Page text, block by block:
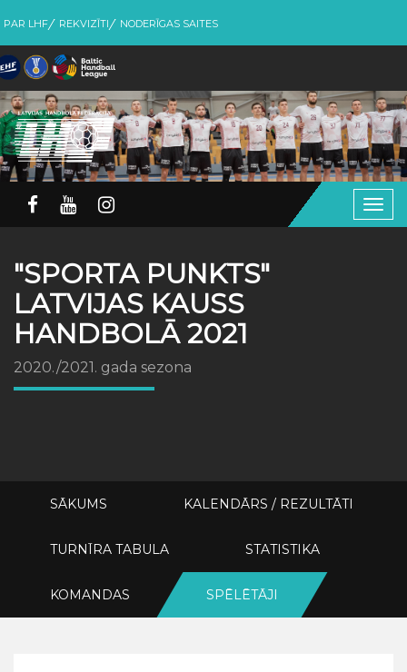
PAR LHF REKVIZĪTI NODERĪGAS SAITES
"SPORTA PUNKTS"
LATVIJAS KAUSS
HANDBOLĀ 2021
2020./2021. gada sezona
SĀKUMS KALENDĀRS / REZULTĀTI
TURNĪRA TABULA STATISTIKA
KOMANDAS SPĒLĒTĀJI